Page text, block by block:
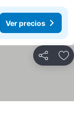
Ver precios
Compartir